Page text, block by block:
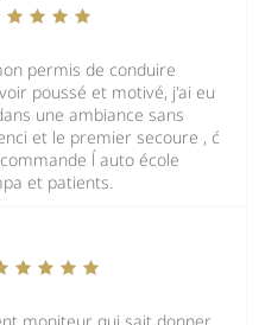
permis de conduire
poussé et motivé, j'ai eu
une ambiance sans
et le premier secoure , ć
ĺ auto école
et patients.
moniteur qui sait donner